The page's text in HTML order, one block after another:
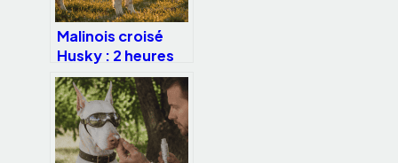
Malinois croisé
Husky : 2 heures
d’activité
quotidienne et les
clés pour
canaliser son
énergie